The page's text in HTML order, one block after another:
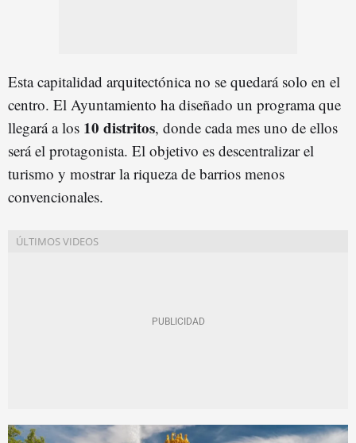
Esta capitalidad arquitectónica no se quedará solo en el
centro. El Ayuntamiento ha diseñado un programa que
llegará a los 10 distritos, donde cada mes uno de ellos
será el protagonista. El objetivo es descentralizar el
turismo y mostrar la riqueza de barrios menos
convencionales.